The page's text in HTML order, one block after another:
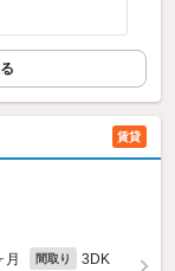
賃貸
月 間取り 3DK